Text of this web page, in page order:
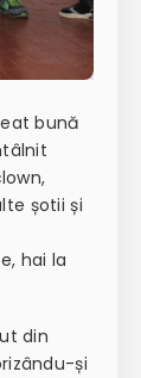
bună
șotii și
hai la
din
și